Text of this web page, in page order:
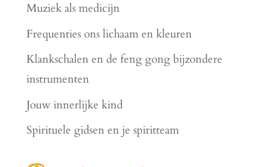
Muziek als medicijn
Frequenties ons lichaam en kleuren
Klankschalen en de feng gong bijzondere
instrumenten
Jouw innerlijke kind
Spirituele gidsen en je spiritteam